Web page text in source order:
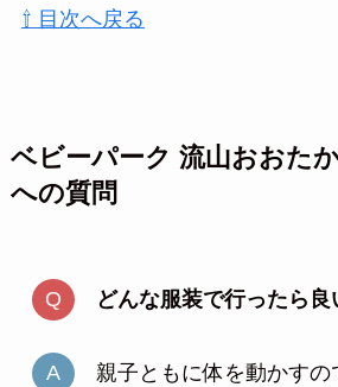
⇧ 目次へ戻る
ベビーパーク 流山おおた
への質問
どんな服装で行ったら良
親子ともに体を動かすの